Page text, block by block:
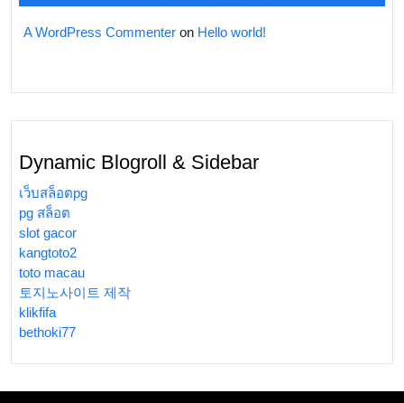
A WordPress Commenter on Hello world!
Dynamic Blogroll & Sidebar
เว็บสล็อตpg
pg สล็อต
slot gacor
kangtoto2
toto macau
토지노사이트 제작
klikfifa
bethoki77